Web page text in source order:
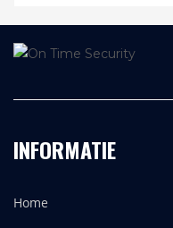
INFORMATIE
Home